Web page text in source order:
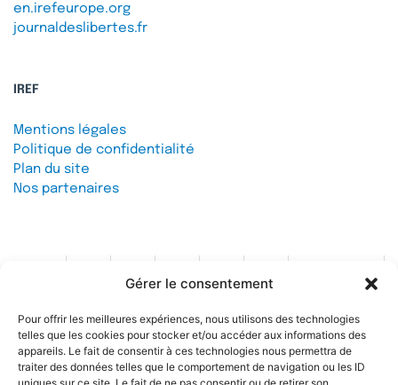
Gérer le consentement
Pour offrir les meilleures expériences, nous utilisons des technologies
telles que les cookies pour stocker et/ou accéder aux informations des
appareils. Le fait de consentir à ces technologies nous permettra de
traiter des données telles que le comportement de navigation ou les ID
en.irefeurope.org
journaldeslibertes.fr
IREF
Mentions légales
Politique de confidentialité
Plan du site
Nos partenaires
Soutenez l'IREF